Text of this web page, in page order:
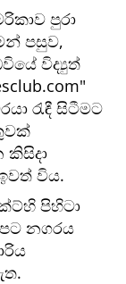
පුරා
පසුව,
විද්‍යුත්
රැඳී සිටීමට
කිසිදා
විය.
පිහිටා
නගරය